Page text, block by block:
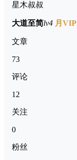
星木叔叔
大道至简lv4 月VIP
文章
73
评论
12
关注
0
粉丝